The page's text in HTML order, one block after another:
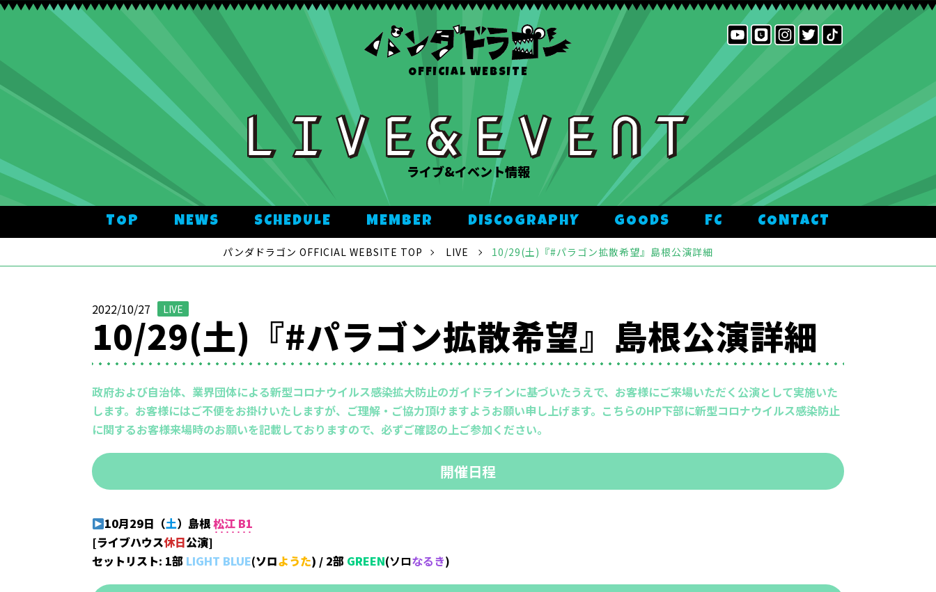
OFFICIAL WEBSITE
ライブ&イベント情報
TOP NEWS SCHEDULE MEMBER DISCOGRAPHY GOODS FC CONTACT
パンダドラゴン OFFICIAL WEBSITE TOP LIVE 10/29(土)『#パラゴン拡散希望』島根公演詳細
2022/10/27 LIVE
10/29(土)『#パラゴン拡散希望』島根公演詳細
政府および自治体、業界団体による新型コロナウイルス感染拡大防止のガイドラインに基づいたうえで、お客様にご来場いただく公演として実施いた
します。お客様にはご不便をお掛けいたしますが、ご理解・ご協力頂けますようお願い申し上げます。こちらのHP下部に新型コロナウイルス感染防止
に関するお客様来場時のお願いを記載しておりますので、必ずご確認の上ご参加ください。
開催日程
10月29日 （土）島根松江 B1
[ライブハウス休日公演]
セットリスト: 1部 LIGHT BLUE(ソロようた) / 2部 GREEN(ソロなるき)